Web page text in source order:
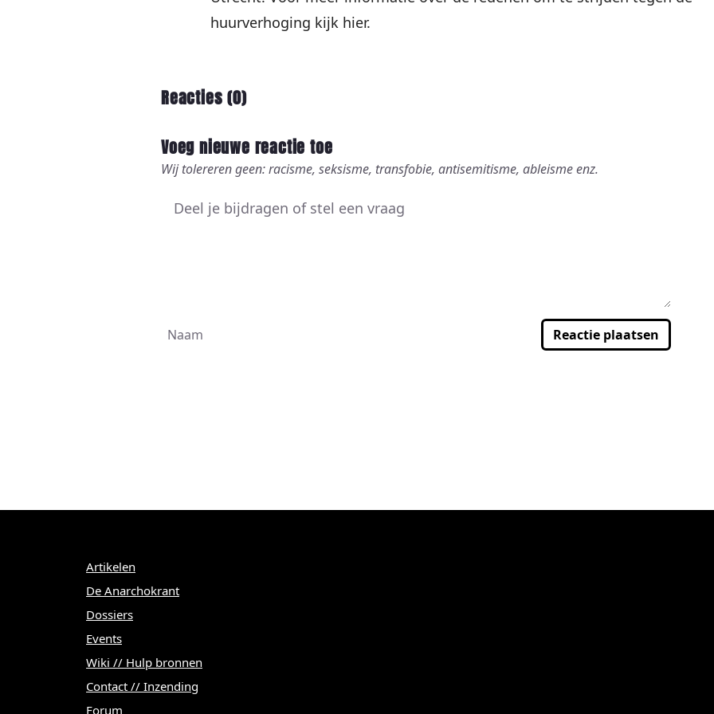
huurverhoging kijk hier.
Reacties (0)
Voeg nieuwe reactie toe
Wij tolereren geen: racisme, seksisme, transfobie, antisemitisme, ableisme enz.
Reactie plaatsen
Artikelen
De Anarchokrant
Dossiers
Events
Wiki // Hulp bronnen
Contact // Inzending
Forum